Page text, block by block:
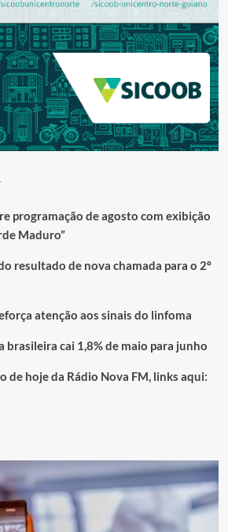
programação de agosto com exibição
Maduro”
resultado de nova chamada para o 2º
atenção aos sinais do linfoma
brasileira cai 1,8% de maio para junho
de hoje da Rádio Nova FM, links aqui: